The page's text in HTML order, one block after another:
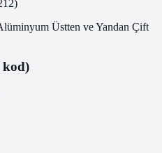
)
Üstten ve Yandan Çift
kod)